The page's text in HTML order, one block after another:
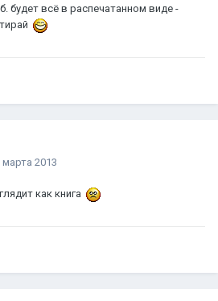
будет всё в распечатанном виде -
марта 2013
как книга